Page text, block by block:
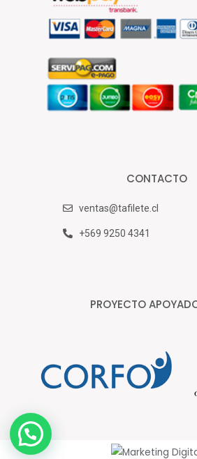
CONTACTO
ventas@tafilete.cl
+569 9250 4341
PROYECTO